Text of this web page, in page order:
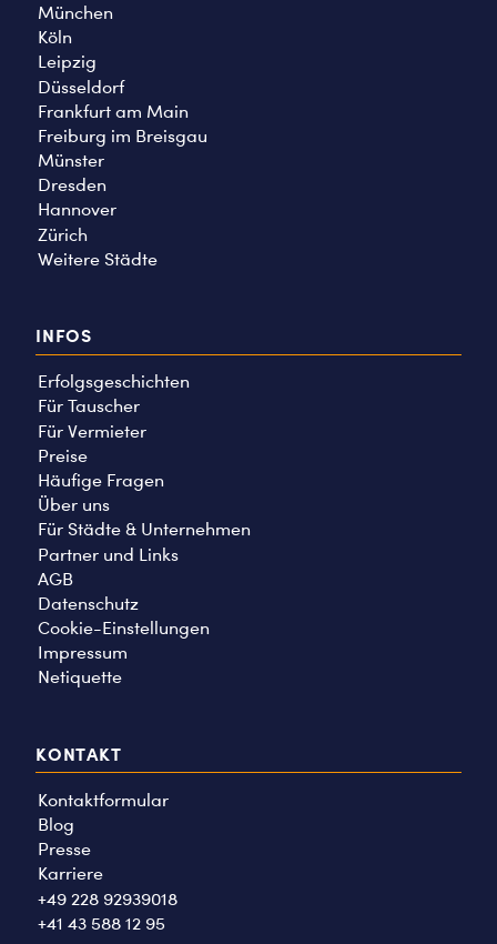
München
Köln
Leipzig
Düsseldorf
Frankfurt am Main
Freiburg im Breisgau
Münster
Dresden
Hannover
Zürich
Weitere Städte
INFOS
Erfolgsgeschichten
Für Tauscher
Für Vermieter
Preise
Häufige Fragen
Über uns
Für Städte & Unternehmen
Partner und Links
AGB
Datenschutz
Cookie-Einstellungen
Impressum
Netiquette
KONTAKT
Kontaktformular
Blog
Presse
Karriere
+49 228 92939018
+41 43 588 12 95